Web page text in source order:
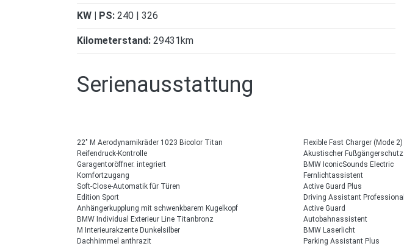
KW | PS: 240 | 326
Kilometerstand: 29431km
Serienausstattung
22" M Aerodynamikräder 1023 Bicolor Titan
Reifendruck-Kontrolle
Garagentoröffner. integriert
Komfortzugang
Soft-Close-Automatik für Türen
Edition Sport
Anhängerkupplung mit schwenkbarem Kugelkopf
BMW Individual Exterieur Line Titanbronz
M Interieurakzente Dunkelsilber
Dachhimmel anthrazit
Flexible Fast Charger (Mode 2)
Akustischer Fußgängerschutz
BMW IconicSounds Electric
Fernlichtassistent
Active Guard Plus
Driving Assistant Professional
Active Guard
Autobahnassistent
BMW Laserlicht
Parking Assistant Plus